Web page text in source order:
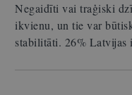
Negaidīti vai traģiski
ikvienu, un tie var
stabilitāti. 26%